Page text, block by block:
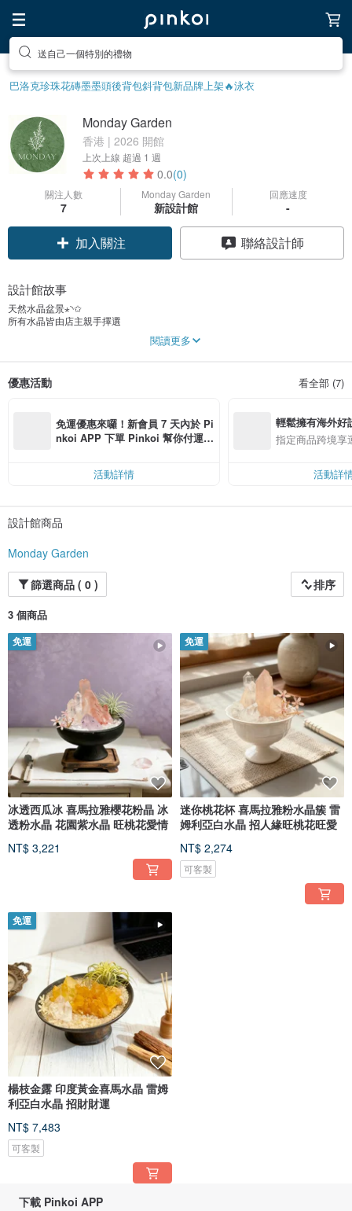
送自己一個特別的禮物
巴洛克珍珠花磚墨墨頭後背包斜背包新品牌上架🔥泳衣
Monday Garden
香港 | 2026 開館
上次上線 超過 1 週
0.0(0)
關注人數
7
Monday Garden
新設計館
回應速度
-
加入關注 聯絡設計師
設計館故事
天然水晶盆景⋆◝✩
所有水晶皆由店主親手擇選
𝕥𝕙𝕣𝕠𝕦𝕘𝕙 𝕥𝕙𝕖 𝕝𝕖𝕟𝕤 𝕠𝕗 𝕁𝕒𝕡𝕒𝕟𝕖𝕤𝕖 𝔹𝕠𝕟𝕤𝕒𝕚 𝕕𝕖𝕤𝕚𝕘𝕟.
閱讀更多
優惠活動 看全部 (7)
免運優惠來囉！新會員 7 天內於 Pi
nkoi APP 下單 Pinkoi 幫你付運
活動詳情
輕鬆擁有海外好
指定商品跨境享
活動詳
設計館商品
Monday Garden
篩選商品 ( 0 )
排序
3 個商品
免運
冰透西瓜冰 喜馬拉雅櫻花粉晶 冰
透粉水晶 花園紫水晶 旺桃花愛情
NT$ 3,221
免運
迷你桃花杯 喜馬拉雅粉水晶簇 雷
姆利亞白水晶 招人緣旺桃花旺愛
NT$ 2,274
可客製
免運
楊枝金露 印度黃金喜馬水晶 雷姆
利亞白水晶 招財財運
NT$ 7,483
可客製
下載 Pinkoi APP